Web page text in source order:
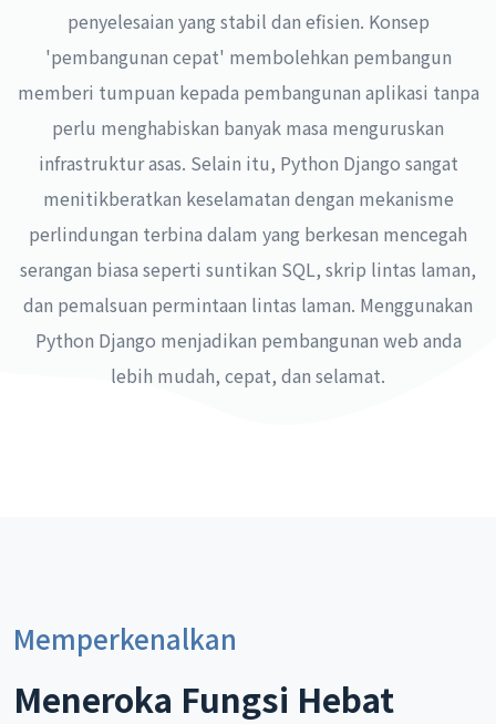
penyelesaian yang stabil dan efisien. Konsep
'pembangunan cepat' membolehkan pembangun
memberi tumpuan kepada pembangunan aplikasi tanpa
perlu menghabiskan banyak masa menguruskan
infrastruktur asas. Selain itu, Python Django sangat
menitikberatkan keselamatan dengan mekanisme
perlindungan terbina dalam yang berkesan mencegah
serangan biasa seperti suntikan SQL, skrip lintas laman,
dan pemalsuan permintaan lintas laman. Menggunakan
Python Django menjadikan pembangunan web anda
lebih mudah, cepat, dan selamat.
Memperkenalkan
Meneroka Fungsi Hebat